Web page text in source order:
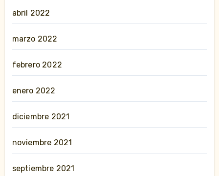
abril 2022
marzo 2022
febrero 2022
enero 2022
diciembre 2021
noviembre 2021
septiembre 2021